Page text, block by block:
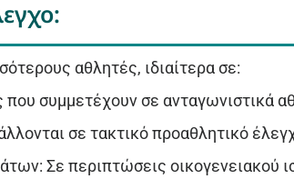
αθλητές, ιδιαίτερα σε:
συμμετέχουν σε ανταγωνιστικά
σε τακτικό προαθλητικό
Σε περιπτώσεις οικογενειακού